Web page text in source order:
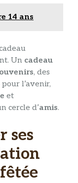
14 ans
Un cadeau
, des
l’avenir,
et
cercle d’amis.
ses